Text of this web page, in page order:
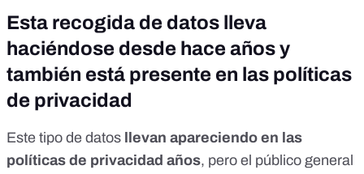
Esta recogida de datos lleva
haciéndose desde hace años y
también está presente en las políticas
de privacidad
Este tipo de datos llevan apareciendo en las
políticas de privacidad años, pero el público general